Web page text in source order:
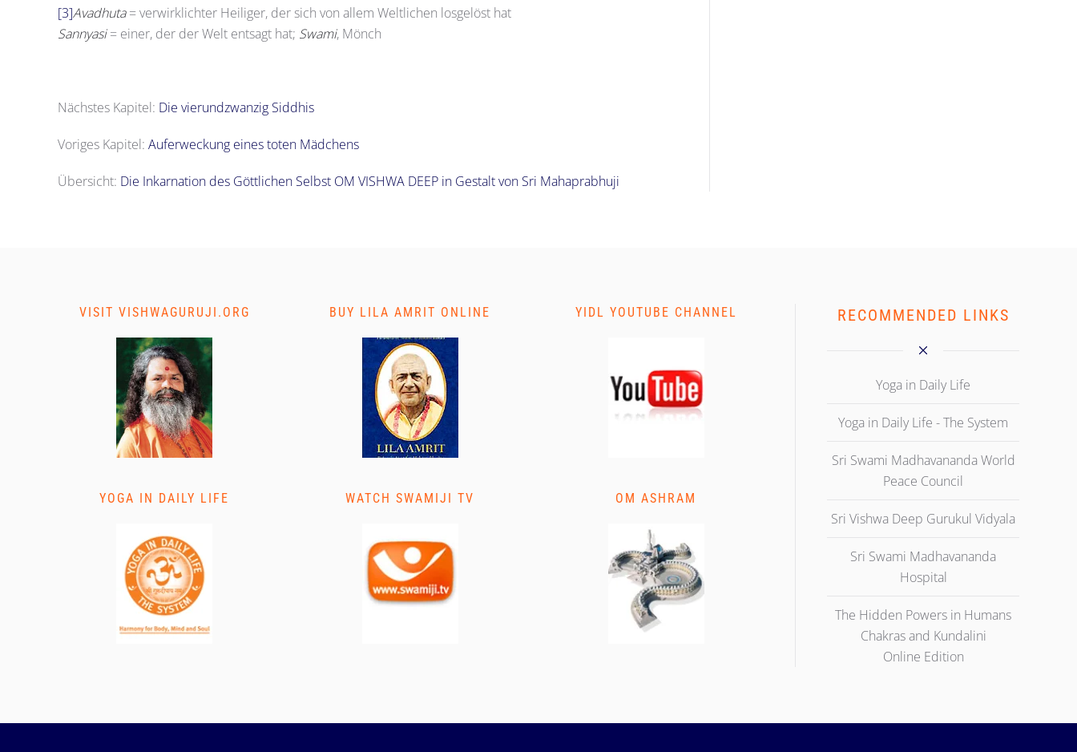
[3]Avadhuta= verwirklichter Heiliger, der sich von allem Weltlichen losgelöst hat
Sannyasi= einer, der der Welt entsagt hat; Swami, Mönch
Nächstes Kapitel: Die vierundzwanzig Siddhis
Voriges Kapitel: Auferweckung eines toten Mädchens
Übersicht: Die Inkarnation des Göttlichen Selbst OM VISHWA DEEP in Gestalt von Sri Mahaprabhuji
VISIT VISHWAGURUJI.ORG BUY LILA AMRIT ONLINE YIDL YOUTUBE CHANNEL
YOGA IN DAILY LIFE WATCH SWAMIJI TV OM ASHRAM
RECOMMENDED LINKS
Yoga in Daily Life
Yoga in Daily Life - The System
Sri Swami Madhavananda World
Peace Council
Sri Vishwa Deep Gurukul Vidyala
Sri Swami Madhavananda
Hospital
The Hidden Powers in Humans
Chakras and Kundalini
Online Edition